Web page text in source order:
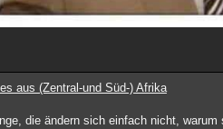
aus (Zentral-und Süd-) Afrika
die ändern sich einfach nicht,